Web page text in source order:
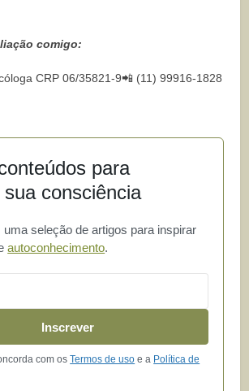
comigo:
CRP 06/35821-9📲 (11) 99916-1828
para
consciência
uma seleção de artigos para inspirar
autoconhecimento.
Inscrever
com osTermos de uso e a Política de